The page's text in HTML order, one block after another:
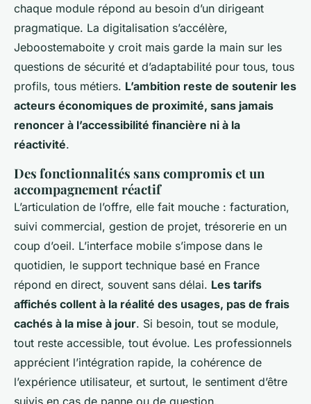
chaque module répond au besoin d’un dirigeant
pragmatique. La digitalisation s’accélère,
Jeboostemaboite y croit mais garde la main sur les
questions de sécurité et d’adaptabilité pour tous, tous
profils, tous métiers. L’ambition reste de soutenir les
acteurs économiques de proximité, sans jamais
renoncer à l’accessibilité financière ni à la
réactivité.
Des fonctionnalités sans compromis et un
accompagnement réactif
L’articulation de l’offre, elle fait mouche : facturation,
suivi commercial, gestion de projet, trésorerie en un
coup d’oeil. L’interface mobile s’impose dans le
quotidien, le support technique basé en France
répond en direct, souvent sans délai. Les tarifs
affichés collent à la réalité des usages, pas de frais
cachés à la mise à jour. Si besoin, tout se module,
tout reste accessible, tout évolue. Les professionnels
apprécient l’intégration rapide, la cohérence de
l’expérience utilisateur, et surtout, le sentiment d’être
suivis en cas de panne ou de question.